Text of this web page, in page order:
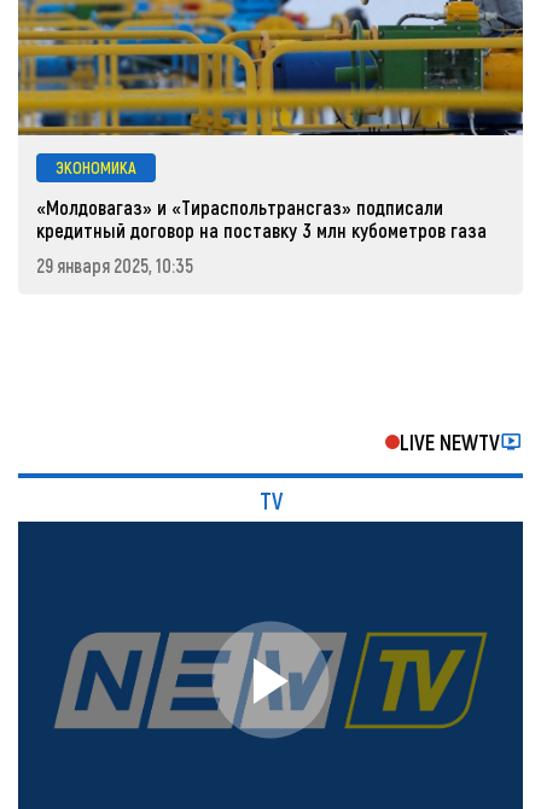
ЭКОНОМИКА
«Молдовагаз» и «Тираспольтрансгаз» подписали
кредитный договор на поставку 3 млн кубометров газа
29 января 2025, 10:35
LIVE NEWTV
TV